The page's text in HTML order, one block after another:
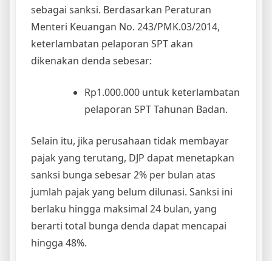
sebagai sanksi. Berdasarkan Peraturan
Menteri Keuangan No. 243/PMK.03/2014,
keterlambatan pelaporan SPT akan
dikenakan denda sebesar:
Rp1.000.000 untuk keterlambatan
pelaporan SPT Tahunan Badan.
Selain itu, jika perusahaan tidak membayar
pajak yang terutang, DJP dapat menetapkan
sanksi bunga sebesar 2% per bulan atas
jumlah pajak yang belum dilunasi. Sanksi ini
berlaku hingga maksimal 24 bulan, yang
berarti total bunga denda dapat mencapai
hingga 48%.